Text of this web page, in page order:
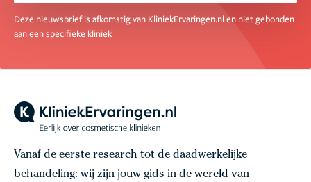
Deze nieuwsbrief is afkomstig van KliniekErvaringen.nl en niet gebonden
aan een specifieke kliniek
Vanaf de eerste research tot de daadwerkelijke
behandeling: wij zijn jouw gids in de wereld van